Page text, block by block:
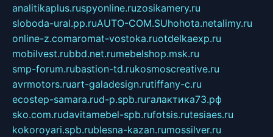
analitikaplus.ruspyonline.ruzosikamery.ru
sloboda-ural.pp.ruAUTO-COM.SUhohota.netalimy.ru
online-z.comaromat-vostoka.ruotdelkaexp.ru
mobilvest.rubbd.net.rumebelshop.msk.ru
smp-forum.rubastion-td.rukosmoscreative.ru
avrmotors.ruart-galadesign.rutiffany-c.ru
ecostep-samara.rud-p.spb.ruгалактика73.рф
sko.com.rudavitamebel-spb.rufotsis.rutesiaes.ru
kokoroyari.spb.rublesna-kazan.rumossilver.ru